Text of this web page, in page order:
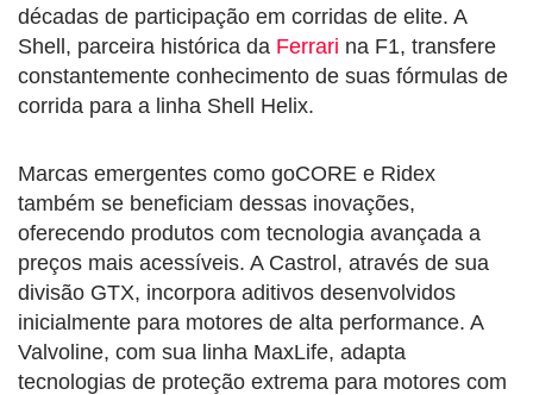
décadas de participação em corridas de elite. A
Shell, parceira histórica da Ferrari na F1, transfere
constantemente conhecimento de suas fórmulas de
corrida para a linha Shell Helix.
Marcas emergentes como goCORE e Ridex
também se beneficiam dessas inovações,
oferecendo produtos com tecnologia avançada a
preços mais acessíveis. A Castrol, através de sua
divisão GTX, incorpora aditivos desenvolvidos
inicialmente para motores de alta performance. A
Valvoline, com sua linha MaxLife, adapta
tecnologias de proteção extrema para motores com